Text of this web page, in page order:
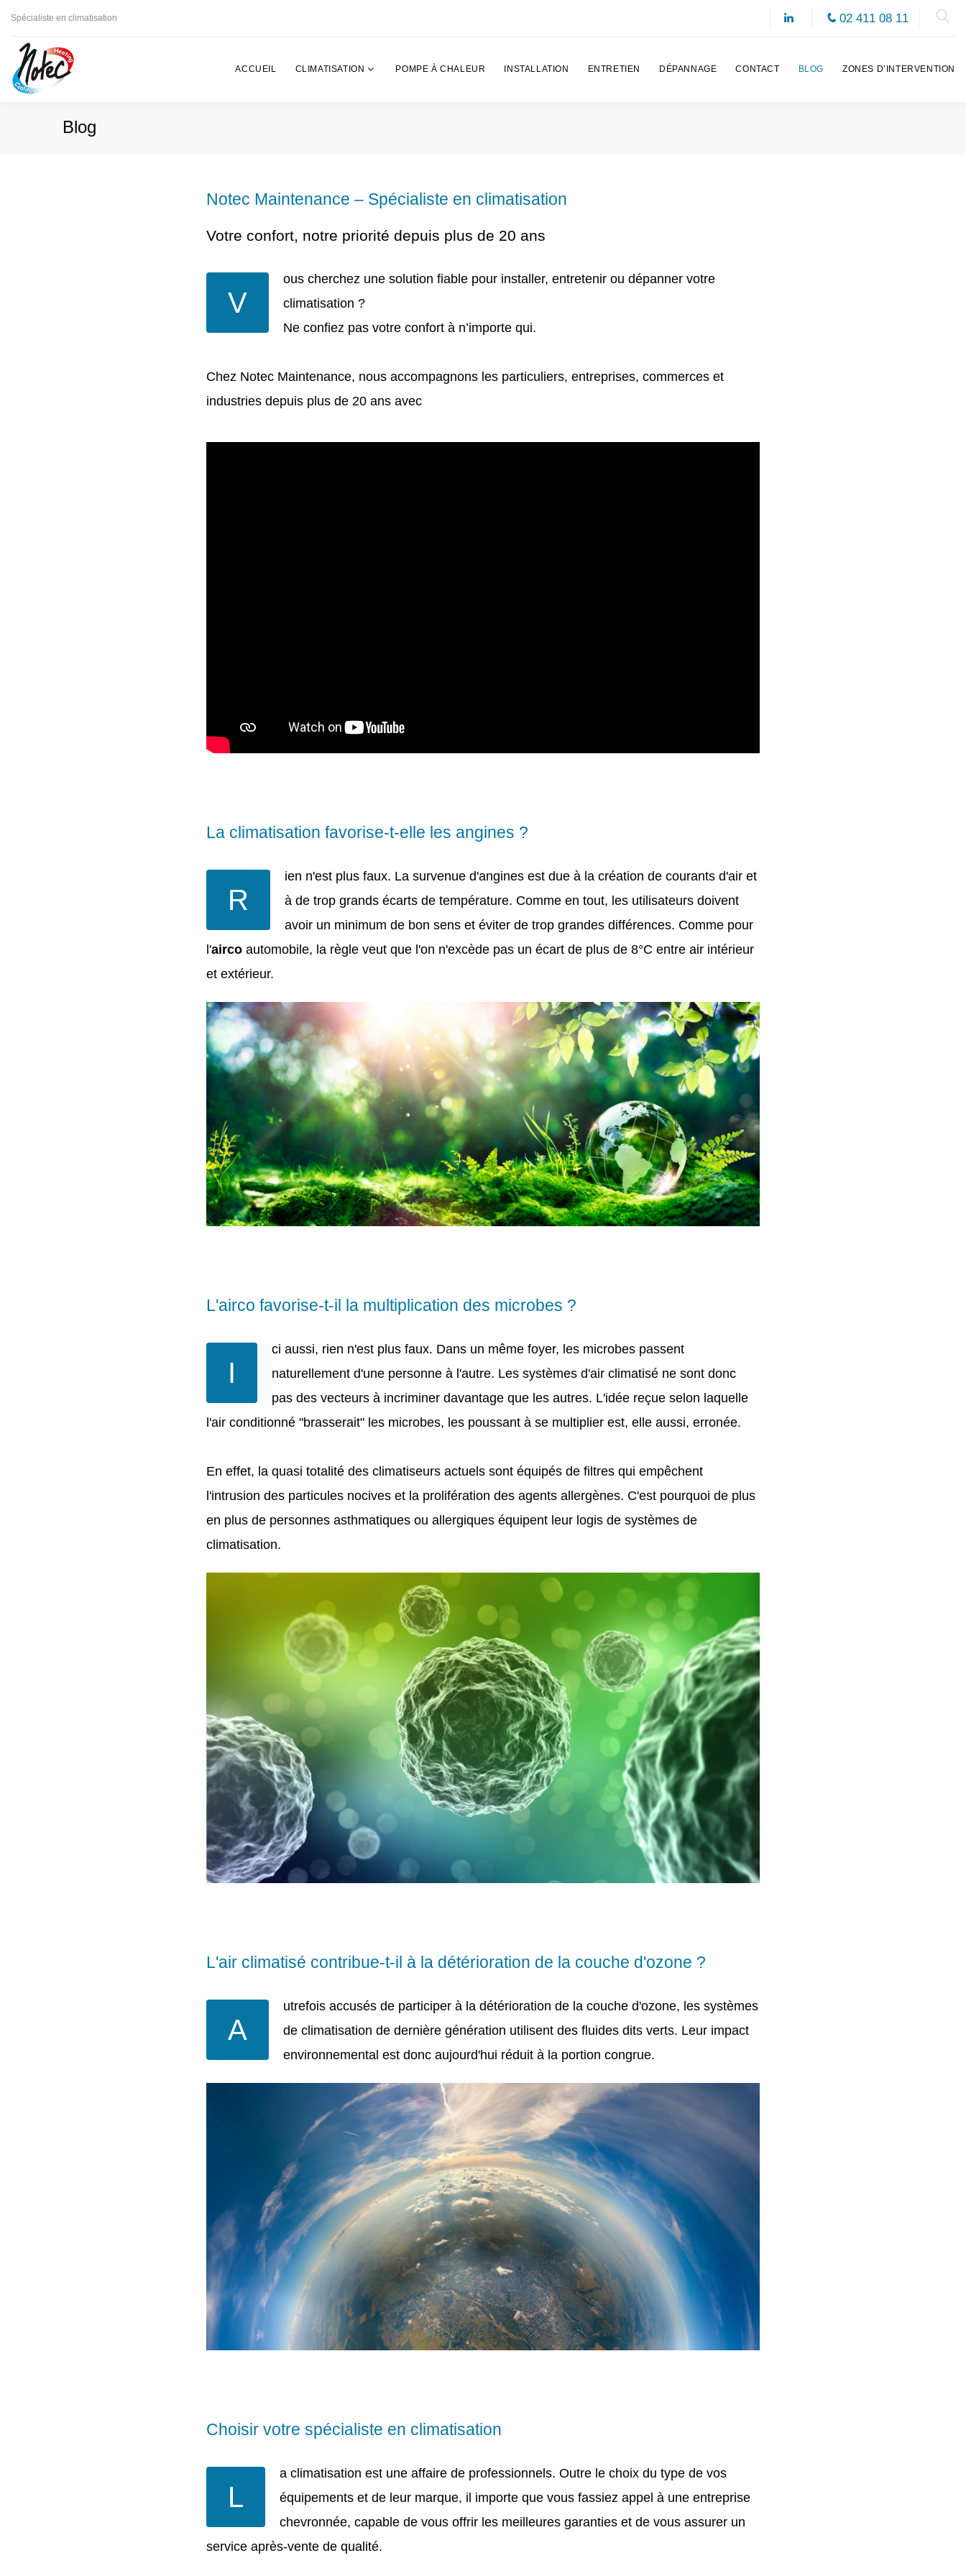
Spécialiste en climatisation 02 411 08 11
ACCUEIL CLIMATISATION POMPE À CHALEUR INSTALLATION ENTRETIEN DÉPANNAGE CONTACT BLOG ZONES D’INTERVENTION
Blog
Notec Maintenance – Spécialiste en climatisation
Votre confort, notre priorité depuis plus de 20 ans
V
ous cherchez une solution fiable pour installer, entretenir ou dépanner votre
climatisation ?
Ne confiez pas votre confort à n’importe qui.
Chez Notec Maintenance, nous accompagnons les particuliers, entreprises, commerces et
industries depuis plus de 20 ans avec
La climatisation favorise-t-elle les angines ?
R
ien n'est plus faux. La survenue d'angines est due à la création de courants d'air et
à de trop grands écarts de température. Comme en tout, les utilisateurs doivent
avoir un minimum de bon sens et éviter de trop grandes différences. Comme pour
l'airco automobile, la règle veut que l'on n'excède pas un écart de plus de 8°C entre air intérieur
et extérieur.
L'airco favorise-t-il la multiplication des microbes ?
I
ci aussi, rien n'est plus faux. Dans un même foyer, les microbes passent
naturellement d'une personne à l'autre. Les systèmes d'air climatisé ne sont donc
pas des vecteurs à incriminer davantage que les autres. L'idée reçue selon laquelle
l'air conditionné "brasserait" les microbes, les poussant à se multiplier est, elle aussi, erronée.
En effet, la quasi totalité des climatiseurs actuels sont équipés de filtres qui empêchent
l'intrusion des particules nocives et la prolifération des agents allergènes. C'est pourquoi de plus
en plus de personnes asthmatiques ou allergiques équipent leur logis de systèmes de
climatisation.
L'air climatisé contribue-t-il à la détérioration de la couche d'ozone ?
A
utrefois accusés de participer à la détérioration de la couche d'ozone, les systèmes
de climatisation de dernière génération utilisent des fluides dits verts. Leur impact
environnemental est donc aujourd'hui réduit à la portion congrue.
Choisir votre spécialiste en climatisation
L
a climatisation est une affaire de professionnels. Outre le choix du type de vos
équipements et de leur marque, il importe que vous fassiez appel à une entreprise
chevronnée, capable de vous offrir les meilleures garanties et de vous assurer un
service après-vente de qualité.